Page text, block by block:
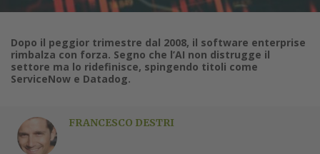
Dopo il peggior trimestre dal 2008, il software enterprise
rimbalza con forza. Segno che l’AI non distrugge il
settore ma lo ridefinisce, spingendo titoli come
ServiceNow e Datadog.
FRANCESCO DESTRI